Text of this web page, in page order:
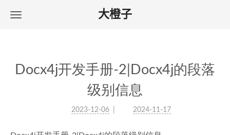
大橙子
Docx4j开发手册-2|Docx4j的段落
级别信息
2023-12-06 2024-11-17